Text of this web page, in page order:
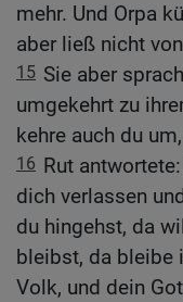
mehr. Und Orpa
aber ließ nicht
15 Sie aber
umgekehrt zu
kehre auch du
16 Rut
dich verlassen
du hingehst, da
bleibst, da bleibe
Volk, und dein